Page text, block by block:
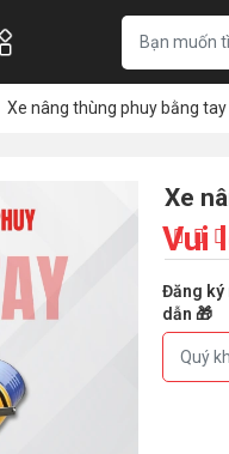
Xe nâng thùng phuy bằng tay
Xe
Vui
Đăng ký
dẫn 🎁